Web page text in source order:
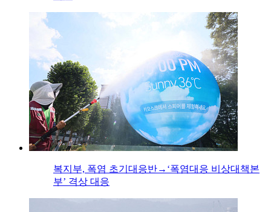
복지부, 폭염 초기대응반→‘폭염대응 비상대책본
부’ 격상 대응